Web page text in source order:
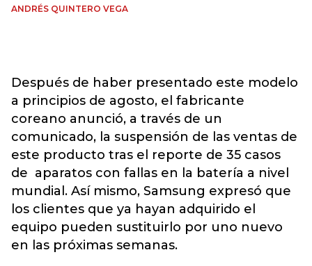
ANDRÉS QUINTERO VEGA
Después de haber presentado este modelo
a principios de agosto, el fabricante
coreano anunció, a través de un
comunicado, la suspensión de las ventas de
este producto tras el reporte de 35 casos
de aparatos con fallas en la batería a nivel
mundial. Así mismo, Samsung expresó que
los clientes que ya hayan adquirido el
equipo pueden sustituirlo por uno nuevo
en las próximas semanas.